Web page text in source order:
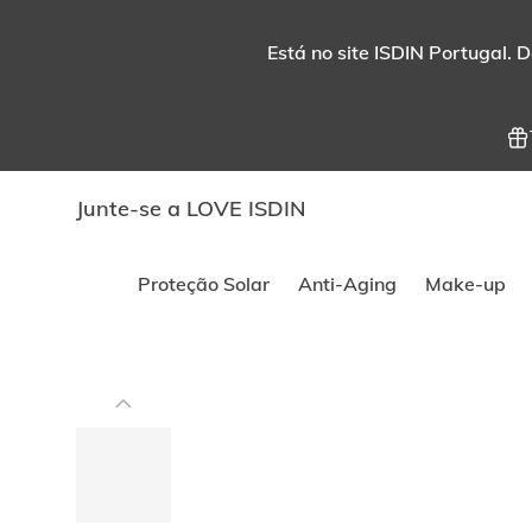
Está no site ISDIN Portugal.
Junte-se a LOVE ISDIN
Proteção Solar Anti-Aging Make-up
carrossel